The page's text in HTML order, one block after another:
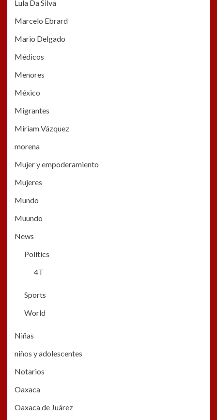
Lula Da Silva
Marcelo Ebrard
Mario Delgado
Médicos
Menores
México
Migrantes
Miriam Vázquez
morena
Mujer y empoderamiento
Mujeres
Mundo
Muundo
News
Politics
4T
Sports
World
Niñas
niños y adolescentes
Notarios
Oaxaca
Oaxaca de Juárez